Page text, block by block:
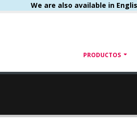
We are also available in
PRODUCTOS